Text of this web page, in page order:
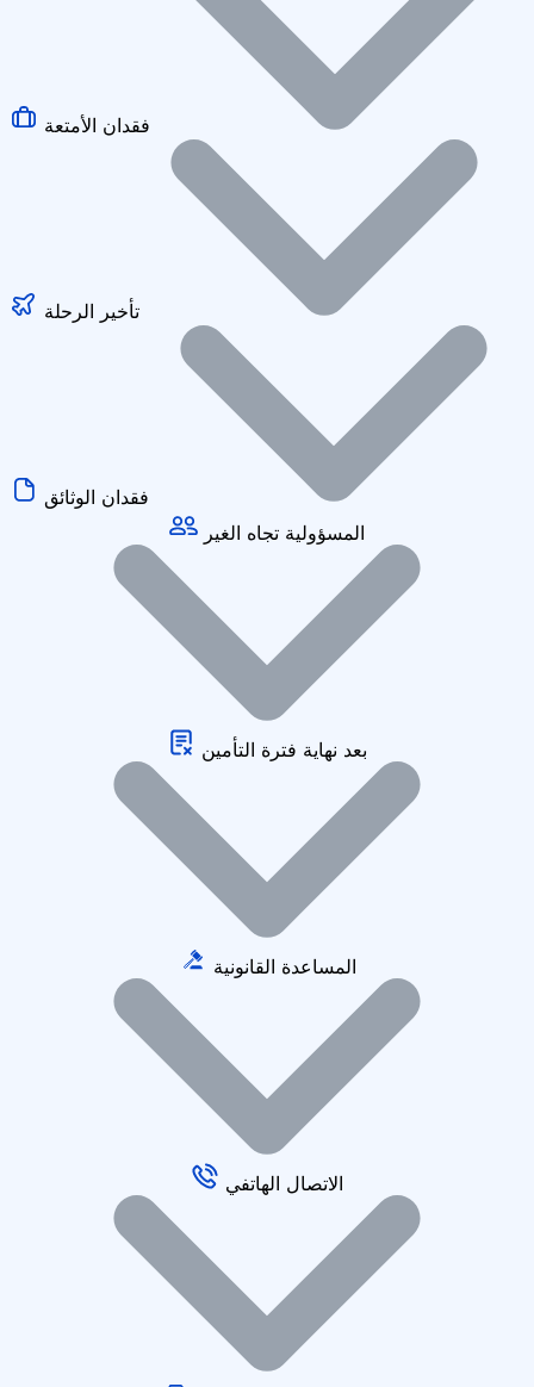
المسؤولية تجاه الغير
بعد نهاية فترة التأمين
المساعدة القانونية
الاتصال الهاتفي